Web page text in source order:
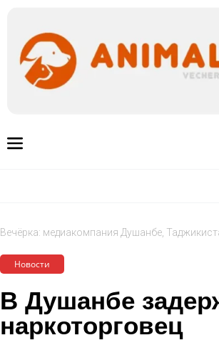
Вечёрка: медиакомпания Душанбе,
Новости
В Душанбе
наркоторговец